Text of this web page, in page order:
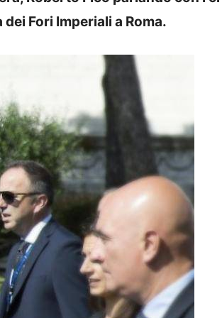
Fori Imperiali a Roma.